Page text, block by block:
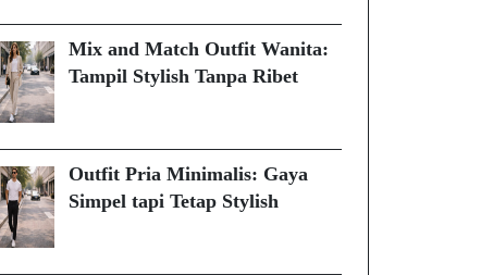
Mix and Match Outfit Wanita:
Tampil Stylish Tanpa Ribet
Outfit Pria Minimalis: Gaya
Simpel tapi Tetap Stylish